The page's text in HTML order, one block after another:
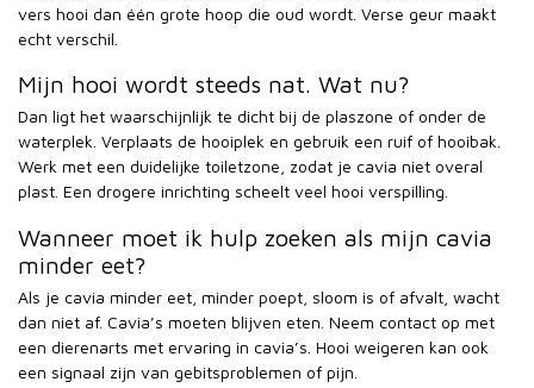
vers hooi dan één grote hoop die oud wordt. Verse geur maakt
echt verschil.
Mijn hooi wordt steeds nat. Wat nu?
Dan ligt het waarschijnlijk te dicht bij de plaszone of onder de
waterplek. Verplaats de hooiplek en gebruik een ruif of hooibak.
Werk met een duidelijke toiletzone, zodat je cavia niet overal
plast. Een drogere inrichting scheelt veel hooi verspilling.
Wanneer moet ik hulp zoeken als mijn cavia
minder eet?
Als je cavia minder eet, minder poept, sloom is of afvalt, wacht
dan niet af. Cavia’s moeten blijven eten. Neem contact op met
een dierenarts met ervaring in cavia’s. Hooi weigeren kan ook
een signaal zijn van gebitsproblemen of pijn.